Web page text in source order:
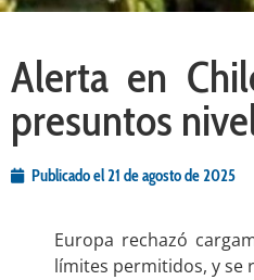
Alerta en
presuntos
Publicado el21 de agosto de 2025
Europa rechazó
límites permitidos, y se